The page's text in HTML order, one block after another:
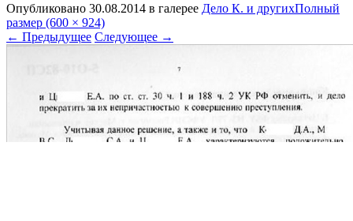
Опубликовано 30.08.2014 в галерее Дело К. и другихПолный
размер (600 × 924)
← Предыдущее Следующее →